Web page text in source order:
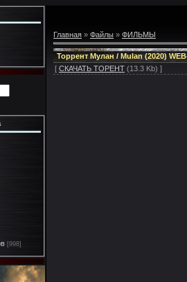
[998]
Главная » Файлы » ФИЛЬМЫ
Торрент Мулан / Mulan (2020)
[ СКАЧАТЬ ТОРЕНТ (13.3 Kb) ]